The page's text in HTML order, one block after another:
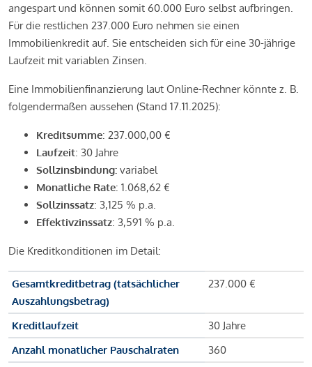
angespart und können somit 60.000 Euro selbst aufbringen.
Für die restlichen 237.000 Euro nehmen sie einen
Immobilienkredit auf. Sie entscheiden sich für eine 30-jährige
Laufzeit mit variablen Zinsen.
Eine Immobilienfinanzierung laut Online-Rechner könnte z. B.
folgendermaßen aussehen (Stand 17.11.2025):
Kreditsumme: 237.000,00 €
Laufzeit: 30 Jahre
Sollzinsbindung: variabel
Monatliche Rate: 1.068,62 €
Sollzinssatz: 3,125 % p.a.
Effektivzinssatz: 3,591 % p.a.
Die Kreditkonditionen im Detail:
Gesamtkreditbetrag (tatsächlicher
Auszahlungsbetrag)
237.000 €
Kreditlaufzeit
30 Jahre
Anzahl monatlicher Pauschalraten
360